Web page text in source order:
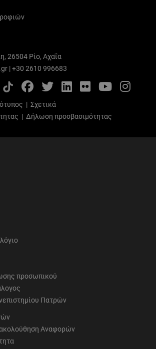
26504 Ρίο, Αχαΐα
|+30 2610 996683
FacebookTwitterLinkedIn
FlickrYouTube
| Σχετικά
| Δήλωση προσβασιμότητας
προσωπικού
Πατρών
Αναφορών